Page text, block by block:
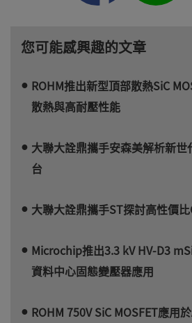
您可能感興趣的文章
ROHM推出新型頂部散熱SiC
散熱與高耐壓性能
大聯大詮鼎攜手安森美解析新
台
大聯大詮鼎攜手ST探討高性價
Microchip推出3.3 kV HV-D3
資料中心固態變壓器應用
ROHM 750V SiC MOSFET應用